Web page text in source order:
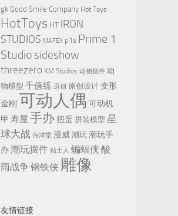
gk Good Smile Company Hot Toys
HotToys HT IRON
STUDIOS MAFEX p1s Prime 1
Studio sideshow
threezero XM Studios 动物摆件 动
物模型 千值练 原创 原创设计 变形
金刚 可动人偶 可动机
甲 寿屋 手办扭蛋 拼装模型 星
球大战 海洋堂 漫威 潮玩 潮玩手
办潮玩摆件 粘土人 蝙蝠侠酸
雨战争钢铁侠 雕像
友情链接